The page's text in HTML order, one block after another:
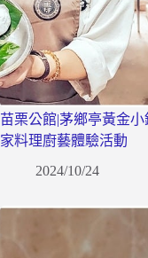
苗栗公館|茅鄉亭黃金
家料理廚藝體驗活動
2024/10/24